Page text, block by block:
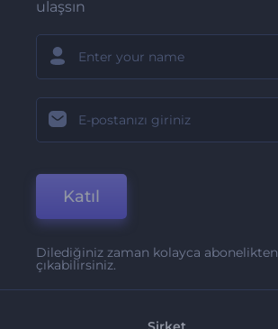
ulaşsın
Katıl
Dilediğiniz zaman kolayca abonelikten
çıkabilirsiniz.